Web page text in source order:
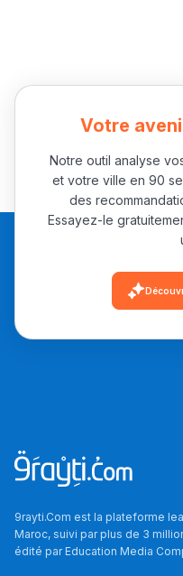
Votre
Notre outil analyse
et votre ville en 90
des
Essayez-le
9rayti.Com est la plateforme
Maroc, suivi par plus de 3
édité parEducation Media